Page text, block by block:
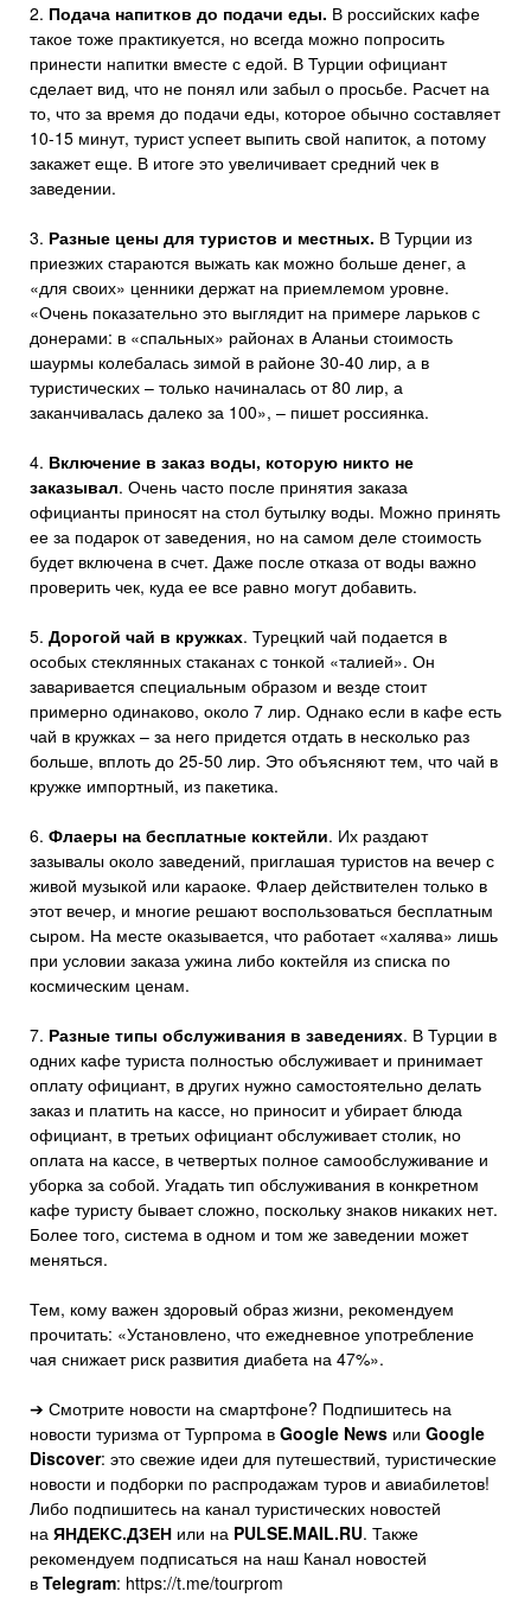
2. Подача напитков до подачи еды. В российских кафе
такое тоже практикуется, но всегда можно попросить
принести напитки вместе с едой. В Турции официант
сделает вид, что не понял или забыл о просьбе. Расчет на
то, что за время до подачи еды, которое обычно составляет
10-15 минут, турист успеет выпить свой напиток, а потому
закажет еще. В итоге это увеличивает средний чек в
заведении.
3. Разные цены для туристов и местных. В Турции из
приезжих стараются выжать как можно больше денег, а
«для своих» ценники держат на приемлемом уровне.
«Очень показательно это выглядит на примере ларьков с
донерами: в «спальных» районах в Аланьи стоимость
шаурмы колебалась зимой в районе 30-40 лир, а в
туристических – только начиналась от 80 лир, а
заканчивалась далеко за 100», – пишет россиянка.
4. Включение в заказ воды, которую никто не
заказывал. Очень часто после принятия заказа
официанты приносят на стол бутылку воды. Можно принять
ее за подарок от заведения, но на самом деле стоимость
будет включена в счет. Даже после отказа от воды важно
проверить чек, куда ее все равно могут добавить.
5. Дорогой чай в кружках. Турецкий чай подается в
особых стеклянных стаканах с тонкой «талией». Он
заваривается специальным образом и везде стоит
примерно одинаково, около 7 лир. Однако если в кафе есть
чай в кружках – за него придется отдать в несколько раз
больше, вплоть до 25-50 лир. Это объясняют тем, что чай в
кружке импортный, из пакетика.
6. Флаеры на бесплатные коктейли. Их раздают
зазывалы около заведений, приглашая туристов на вечер с
живой музыкой или караоке. Флаер действителен только в
этот вечер, и многие решают воспользоваться бесплатным
сыром. На месте оказывается, что работает «халява» лишь
при условии заказа ужина либо коктейля из списка по
космическим ценам.
7. Разные типы обслуживания в заведениях. В Турции в
одних кафе туриста полностью обслуживает и принимает
оплату официант, в других нужно самостоятельно делать
заказ и платить на кассе, но приносит и убирает блюда
официант, в третьих официант обслуживает столик, но
оплата на кассе, в четвертых полное самообслуживание и
уборка за собой. Угадать тип обслуживания в конкретном
кафе туристу бывает сложно, поскольку знаков никаких нет.
Более того, система в одном и том же заведении может
меняться.
Тем, кому важен здоровый образ жизни, рекомендуем
прочитать: «Установлено, что ежедневное употребление
чая снижает риск развития диабета на 47%».
➔ Смотрите новости на смартфоне? Подпишитесь на
новости туризма от Турпрома в Google News или Google
Discover: это свежие идеи для путешествий, туристические
новости и подборки по распродажам туров и авиабилетов!
Либо подпишитесь на канал туристических новостей
на ЯНДЕКС.ДЗЕН или на PULSE.MAIL.RU. Также
рекомендуем подписаться на наш Канал новостей
в Telegram: https://t.me/tourprom